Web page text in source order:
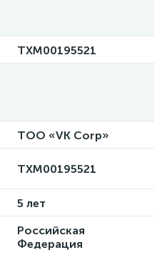
ТХМ00195521
ТОО «VK Corp»
ТХМ00195521
5 лет
Российская
Федерация